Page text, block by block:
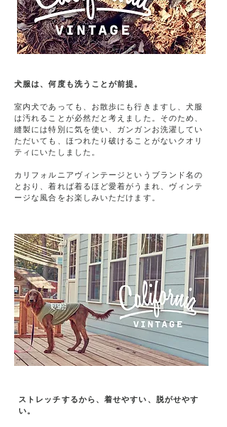
犬服は、何度も洗うことが前提。
室内犬であっても、お散歩にも行きますし、犬服
は汚れることが必然だと考えました。そのため、
縫製には特別に気を使い、ガンガンお洗濯してい
ただいても、ほつれたり破けることがないクオリ
ティにいたしました。
カリフォルニアヴィンテージというブランド名の
とおり、着れば着るほど愛着がうまれ、ヴィンテ
ージな風合をお楽しみいただけます。
ストレッチするから、着せやすい、脱がせやす
い。